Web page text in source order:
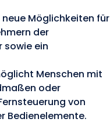
Möglichkeiten für
der
sowie ein
Menschen mit
oder
von
Bedienelemente.